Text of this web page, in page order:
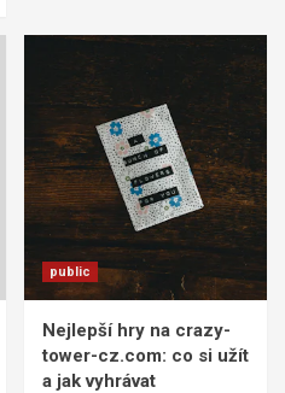
public
Nejlepší hry na crazy-
tower-cz.com: co si užít
a jak vyhrávat